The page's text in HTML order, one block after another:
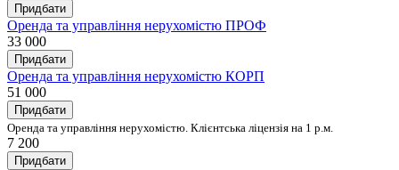
Придбати
Оренда та управління нерухомістю ПРОФ
33 000
Придбати
Оренда та управління нерухомістю КОРП
51 000
Придбати
Оренда та управління нерухомістю. Клієнтська ліцензія на 1 р.м.
7 200
Придбати